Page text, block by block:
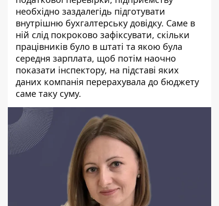
необхідно заздалегідь підготувати
внутрішню бухгалтерську довідку. Саме в
ній слід покроково зафіксувати, скільки
працівників було в штаті та якою була
середня зарплата, щоб потім наочно
показати інспектору, на підставі яких
даних компанія перерахувала до бюджету
саме таку суму.